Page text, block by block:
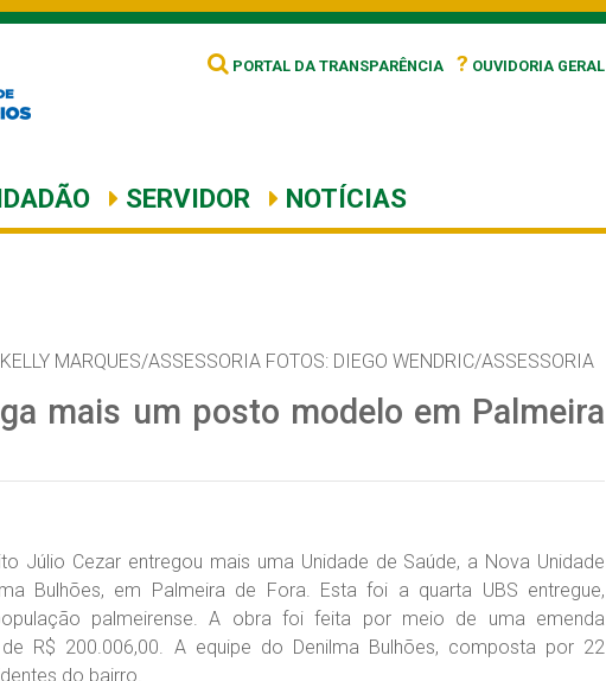
PORTAL DA TRANSPARÊNCIA ? OUVIDORIA GERAL
SERVIDOR NOTÍCIAS
MARQUES/ASSESSORIA FOTOS: DIEGO WENDRIC/ASSESSORIA
mais um posto modelo em Palmeira
Júlio Cezar entregou mais uma Unidade de Saúde, a Nova Unidade
Bulhões, em Palmeira de Fora. Esta foi a quarta UBS entregue,
palmeirense. A obra foi feita por meio de uma emenda
R$ 200.006,00. A equipe do Denilma Bulhões, composta por 22
do bairro.